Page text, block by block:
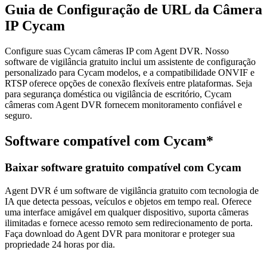
Guia de Configuração de URL da Câmera
IP Cycam
Configure suas Cycam câmeras IP com Agent DVR. Nosso
software de vigilância gratuito inclui um assistente de configuração
personalizado para Cycam modelos, e a compatibilidade ONVIF e
RTSP oferece opções de conexão flexíveis entre plataformas. Seja
para segurança doméstica ou vigilância de escritório, Cycam
câmeras com Agent DVR fornecem monitoramento confiável e
seguro.
Software compatível com Cycam*
Baixar software gratuito compatível com Cycam
Agent DVR é um software de vigilância gratuito com tecnologia de
IA que detecta pessoas, veículos e objetos em tempo real. Oferece
uma interface amigável em qualquer dispositivo, suporta câmeras
ilimitadas e fornece acesso remoto sem redirecionamento de porta.
Faça download do Agent DVR para monitorar e proteger sua
propriedade 24 horas por dia.